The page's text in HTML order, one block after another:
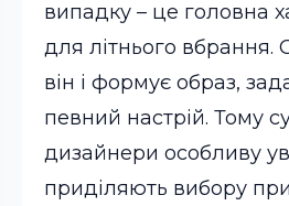
випадку – це головна
для літнього вбрання.
він і формує образ,
певний настрій. Тому
дизайнери особливу
приділяють вибору